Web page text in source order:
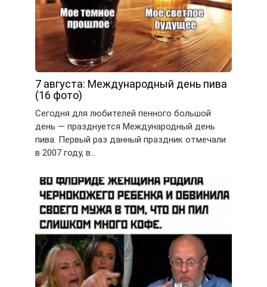
7 августа: Международный день пива
(16 фото)
Сегодня для любителей пенного большой
день — празднуется Международный день
пива. Первый раз данный праздник отмечали
в 2007 году, в…